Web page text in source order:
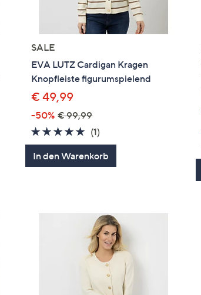
SALE
EVA LUTZ Cardigan Kragen
Knopfleiste figurumspielend
€ 49,99
-50% € 99,99
5.0
von
5
(1)
Bewertungen
In den Warenkorb